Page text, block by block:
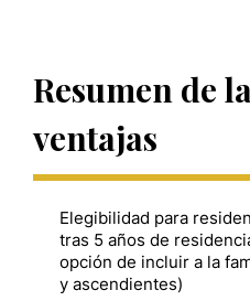
Resumen de
ventajas
Elegibilidad para
tras 5 años de
opción de incluir a la
y ascendientes)